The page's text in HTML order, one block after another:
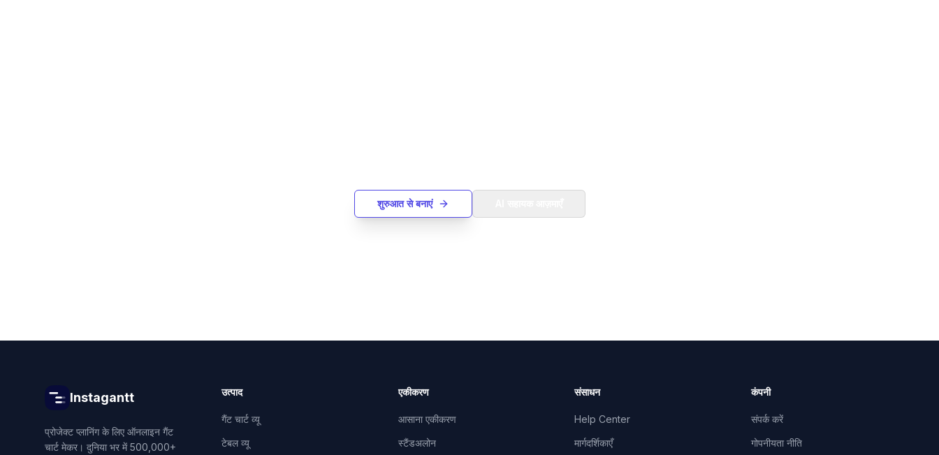
शुरुआत से बनाएं
Instagantt
प्रोजेक्ट प्लानिंग के लिए ऑनलाइन गैंट
चार्ट मेकर। दुनिया भर में 500,000+
उत्पाद
गैंट चार्ट व्यू
टेबल व्यू
एकीकरण
आसाना एकीकरण
स्टैंडअलोन
संसाधन
Help Center
मार्गदर्शिकाएँ
कंपनी
संपर्क करें
गोपनीयता नीति